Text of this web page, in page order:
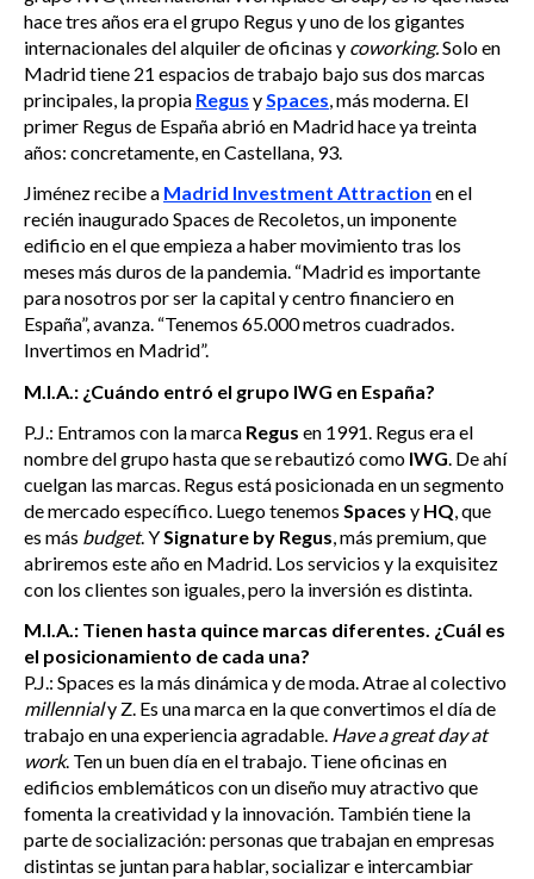
hace tres años era el grupo Regus y uno de los gigantes
internacionales del alquiler de oficinas y coworking.Solo en
Madrid tiene 21 espacios de trabajo bajo sus dos marcas
principales, la propia Regus ySpaces, más moderna. El
primer Regus de España abrió en Madrid hace ya treinta
años: concretamente, en Castellana, 93.
Jiménez recibe a Madrid Investment Attraction en el
recién inaugurado Spaces de Recoletos, un imponente
edificio en el que empieza a haber movimiento tras los
meses más duros de la pandemia. “Madrid es importante
para nosotros por ser la capital y centro financiero en
España”, avanza. “Tenemos 65.000 metros cuadrados.
Invertimos en Madrid”.
M.I.A.: ¿Cuándo entró el grupo IWG en España?
P.J.: Entramos con la marca Regus en 1991. Regus era el
nombre del grupo hasta que se rebautizó como IWG. De ahí
cuelgan las marcas. Regus está posicionada en un segmento
de mercado específico. Luego tenemos Spaces y HQ, que
es más budget. YSignature by Regus, más premium, que
abriremos este año en Madrid. Los servicios y la exquisitez
con los clientes son iguales, pero la inversión es distinta.
M.I.A.: Tienen hasta quince marcas diferentes. ¿Cuál es
el posicionamiento de cada una?
P.J.: Spaces es la más dinámica y de moda. Atrae al colectivo
millennialy Z. Es una marca en la que convertimos el día de
trabajo en una experiencia agradable. Have a great day at
work. Ten un buen día en el trabajo. Tiene oficinas en
edificios emblemáticos con un diseño muy atractivo que
fomenta la creatividad y la innovación. También tiene la
parte de socialización: personas que trabajan en empresas
distintas se juntan para hablar, socializar e intercambiar